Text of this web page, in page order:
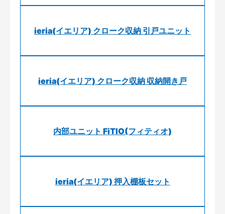
ieria(イエリア) クローク収納 引戸ユニット
ieria(イエリア) クローク収納 収納開き戸
内部ユニット FiTIO(フィティオ)
ieria(イエリア) 押入棚板セット